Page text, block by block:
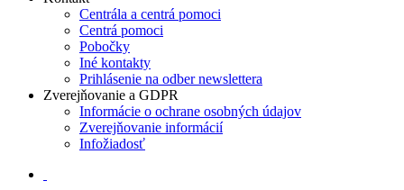
Centrála a centrá pomoci
Centrá pomoci
Pobočky
Iné kontakty
Prihlásenie na odber newslettera
Zverejňovanie a GDPR
Informácie o ochrane osobných údajov
Zverejňovanie informácií
Infožiadosť